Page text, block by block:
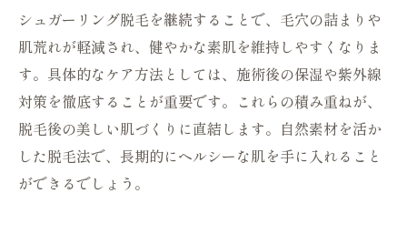
続期間
持続期間の目安とシュガーリング脱毛の頻
度
シュガーリング脱毛で長持ちする美肌を保
つ方法
VIOにおけるシュガーリング脱毛の効果と
は
シュガーリング脱毛を継続することで、毛穴の詰まりや
肌荒れが軽減され、健やかな素肌を維持しやすくなりま
す。具体的なケア方法としては、施術後の保湿や紫外線
対策を徹底することが重要です。これらの積み重ねが、
脱毛後の美しい肌づくりに直結します。自然素材を活か
した脱毛法で、長期的にヘルシーな肌を手に入れること
ができるでしょう。